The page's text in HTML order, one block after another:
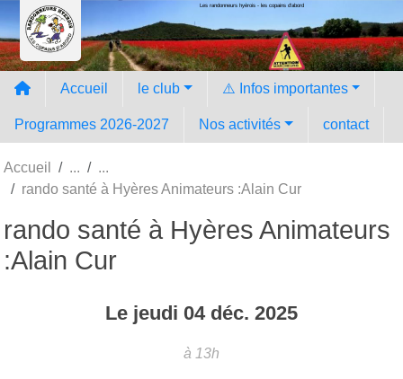
Les randonneurs hyèrois - les copains d'abord
Accueil le club ⚠️ Infos importantes
Programmes 2026-2027 Nos activités contact
Accueil
rando santé à Hyères Animateurs :Alain Cur
rando santé à Hyères Animateurs
:Alain Cur
Le jeudi 04 déc. 2025
à 13h
Panneau de gestion des cookies